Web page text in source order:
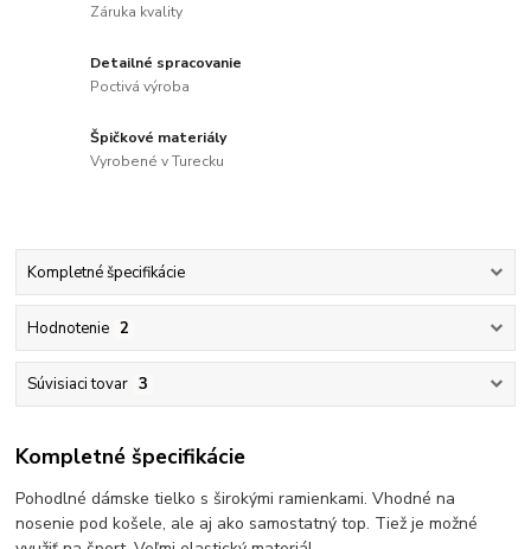
Záruka kvality
Detailné spracovanie
Poctivá výroba
Špičkové materiály
Vyrobené v Turecku
Kompletné špecifikácie
Hodnotenie 2
Súvisiaci tovar 3
Kompletné špecifikácie
Pohodlné dámske tielko s širokými ramienkami. Vhodné na
nosenie pod košele, ale aj ako samostatný top. Tiež je možné